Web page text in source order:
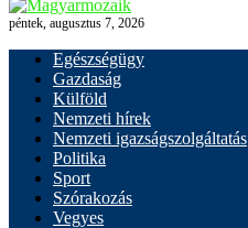
péntek, augusztus 7, 2026
Egészségügy
Gazdaság
Külföld
Nemzeti hírek
Nemzeti igazságszolgáltatás
Politika
Sport
Szórakozás
Vegyes